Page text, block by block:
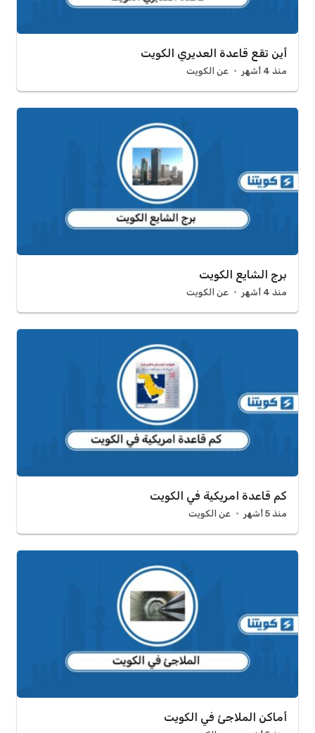
أين تقع قاعدة العديري الكويت
منذ 4 أشهر عن الكويت
برج الشايع الكويت
منذ 4 أشهر عن الكويت
كم قاعدة امريكية في الكويت
منذ 5 أشهر عن الكويت
أماكن الملاجئ في الكويت